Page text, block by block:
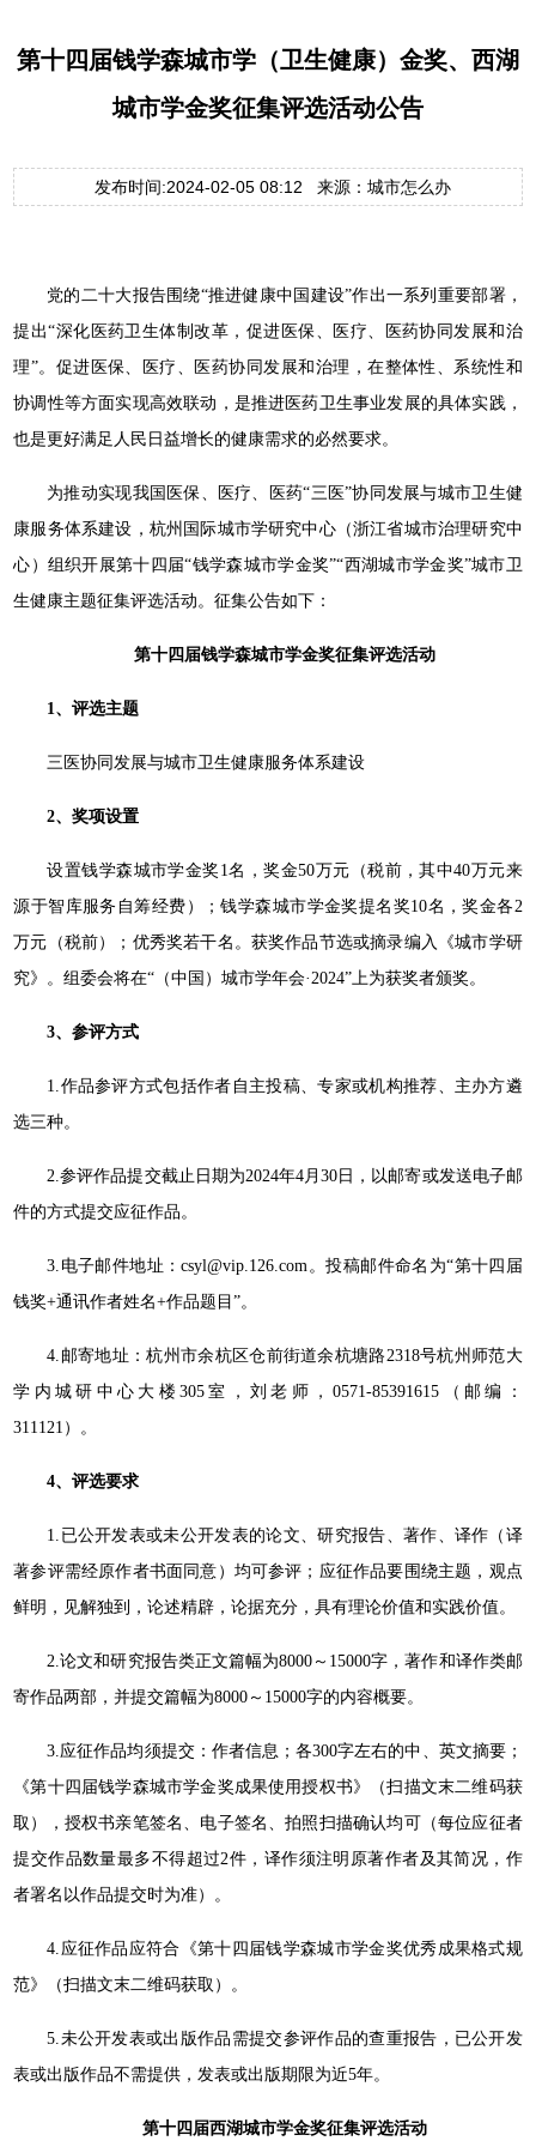
第十四届钱学森城市学（卫生健康）金奖、西湖
城市学金奖征集评选活动公告
发布时间:2024-02-05 08:12 来源：城市怎么办
党的二十大报告围绕“推进健康中国建设”作出一系列重要部署，
提出“深化医药卫生体制改革，促进医保、医疗、医药协同发展和治
理”。促进医保、医疗、医药协同发展和治理，在整体性、系统性和
协调性等方面实现高效联动，是推进医药卫生事业发展的具体实践，
也是更好满足人民日益增长的健康需求的必然要求。
为推动实现我国医保、医疗、医药“三医”协同发展与城市卫生健
康服务体系建设，杭州国际城市学研究中心（浙江省城市治理研究中
心）组织开展第十四届“钱学森城市学金奖”“西湖城市学金奖”城市卫
生健康主题征集评选活动。征集公告如下：
第十四届钱学森城市学金奖征集评选活动
1、评选主题
三医协同发展与城市卫生健康服务体系建设
2、奖项设置
设置钱学森城市学金奖1名，奖金50万元（税前，其中40万元来
源于智库服务自筹经费）；钱学森城市学金奖提名奖10名，奖金各2
万元（税前）；优秀奖若干名。获奖作品节选或摘录编入《城市学研
究》。组委会将在“（中国）城市学年会·2024”上为获奖者颁奖。
3、参评方式
1.作品参评方式包括作者自主投稿、专家或机构推荐、主办方遴
选三种。
2.参评作品提交截止日期为2024年4月30日，以邮寄或发送电子邮
件的方式提交应征作品。
3.电子邮件地址：csyl@vip.126.com。投稿邮件命名为“第十四届
钱奖+通讯作者姓名+作品题目”。
4.邮寄地址：杭州市余杭区仓前街道余杭塘路2318号杭州师范大
学内城研中心大楼305室，刘老师，0571-85391615（邮编：
311121）。
4、评选要求
1.已公开发表或未公开发表的论文、研究报告、著作、译作（译
著参评需经原作者书面同意）均可参评；应征作品要围绕主题，观点
鲜明，见解独到，论述精辟，论据充分，具有理论价值和实践价值。
2.论文和研究报告类正文篇幅为8000～15000字，著作和译作类邮
寄作品两部，并提交篇幅为8000～15000字的内容概要。
3.应征作品均须提交：作者信息；各300字左右的中、英文摘要；
《第十四届钱学森城市学金奖成果使用授权书》（扫描文末二维码获
取），授权书亲笔签名、电子签名、拍照扫描确认均可（每位应征者
提交作品数量最多不得超过2件，译作须注明原著作者及其简况，作
者署名以作品提交时为准）。
4.应征作品应符合《第十四届钱学森城市学金奖优秀成果格式规
范》（扫描文末二维码获取）。
5.未公开发表或出版作品需提交参评作品的查重报告，已公开发
表或出版作品不需提供，发表或出版期限为近5年。
第十四届西湖城市学金奖征集评选活动